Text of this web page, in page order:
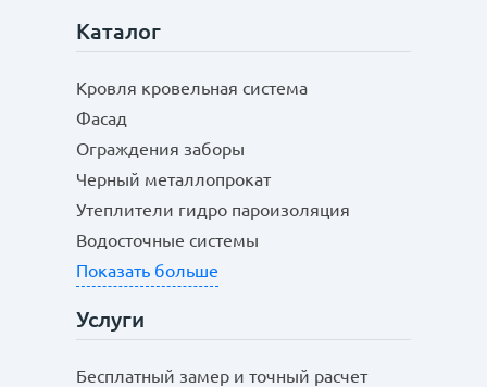
Каталог
Кровля кровельная система
Фасад
Ограждения заборы
Черный металлопрокат
Утеплители гидро пароизоляция
Водосточные системы
Показать больше
Услуги
Бесплатный замер и точный расчет